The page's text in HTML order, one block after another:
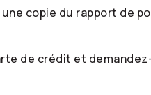
copie du rapport de
de crédit et